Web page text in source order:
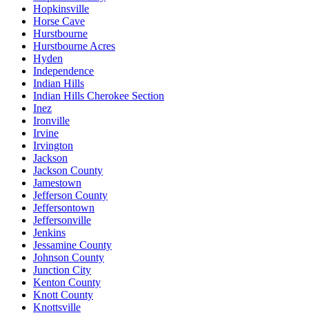
Hopkinsville
Horse Cave
Hurstbourne
Hurstbourne Acres
Hyden
Independence
Indian Hills
Indian Hills Cherokee Section
Inez
Ironville
Irvine
Irvington
Jackson
Jackson County
Jamestown
Jefferson County
Jeffersontown
Jeffersonville
Jenkins
Jessamine County
Johnson County
Junction City
Kenton County
Knott County
Knottsville